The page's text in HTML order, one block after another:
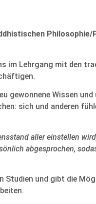
Philosophie/
im Lehrgang mit den
gewonnene Wissen
sich und anderen
aller einstellen
abgesprochen,
Studien und gibt die